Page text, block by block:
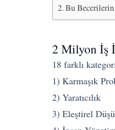
Bu
2 Milyon İş
18 farklı
1) Karmaşık
2) Yaratıcılık
3) Eleştirel